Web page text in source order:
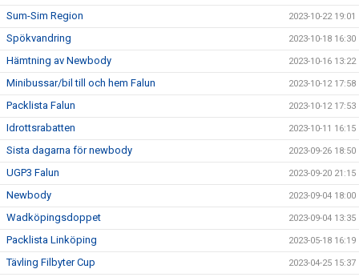
Sum-Sim Region 2023-10-22 19:01
Spökvandring 2023-10-18 16:30
Hämtning av Newbody 2023-10-16 13:22
Minibussar/bil till och hem Falun 2023-10-12 17:58
Packlista Falun 2023-10-12 17:53
Idrottsrabatten 2023-10-11 16:15
Sista dagarna för newbody 2023-09-26 18:50
UGP3 Falun 2023-09-20 21:15
Newbody 2023-09-04 18:00
Wadköpingsdoppet 2023-09-04 13:35
Packlista Linköping 2023-05-18 16:19
Tävling Filbyter Cup 2023-04-25 15:37